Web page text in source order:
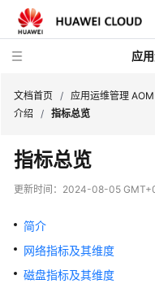
应
最
新
动
品
介
文档首页 / 应用运维管理 AOM
介绍
/ 指标总览
指标总览
更新时间： 2024-08-05
简介
网络指标及其维度
磁盘指标及其维度